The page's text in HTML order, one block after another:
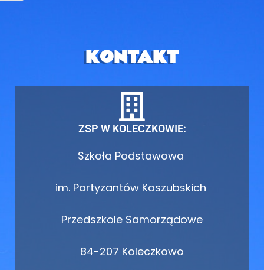
KONTAKT
ZSP W KOLECZKOWIE:
Szkoła Podstawowa
im. Partyzantów Kaszubskich
Przedszkole Samorządowe
84-207 Koleczkowo